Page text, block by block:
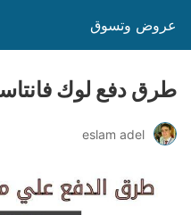
عروض وتسوق
طرق دفع لوك
eslam adel